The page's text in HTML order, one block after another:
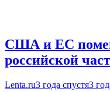
США и ЕС
российской
Lenta.ru3 года спустя3